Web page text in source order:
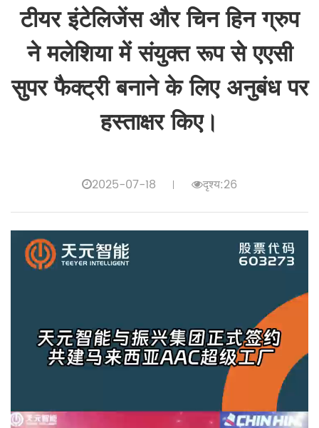
टीयर इंटेलिजेंस और चिन हिन ग्रुप
ने मलेशिया में संयुक्त रूप से एएसी
सुपर फैक्ट्री बनाने के लिए अनुबंध पर
हस्ताक्षर किए।
2025-07-18 दृश्य:26